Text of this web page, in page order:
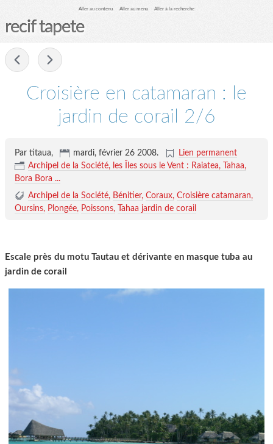
Aller au contenu Aller au menu Aller à la recherche
recif tapete
Croisière en catamaran : le
jardin de corail 2/6
Par titaua, mardi, février 26 2008.
Lien permanent
Archipel de la Société, les Îles sous le Vent : Raiatea, Tahaa,
Bora Bora ...
Archipel de la Société
Bénitier Coraux Croisière catamaran
Oursins
Plongée Poissons Tahaa jardin de corail
Escale près du motu Tautau et dérivante en masque tuba au
jardin de corail